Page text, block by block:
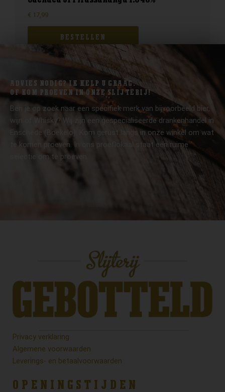
€ 17,99
BESTELLEN
ADVIES NODIG? IK HELP U GRAAG.
OF KOM PROEVEN IN ONZE SLIJTERIJ!
Ben je op zoek naar een specifiek merk van bijvoorbeeld bier,
wijn of Whisky? Wij zijn een gespecialiseerde drankenhandel in
Enschede (Boekelo). Kom gerust langs in onze winkel om wat
te komen proeven. In ons proeflokaal staat een ruime
selectie om te proeven.
Privacy verklaring
Algemene voorwaarden
Leverings- en betaalvoorwaarden
OPENINGSTIJDEN